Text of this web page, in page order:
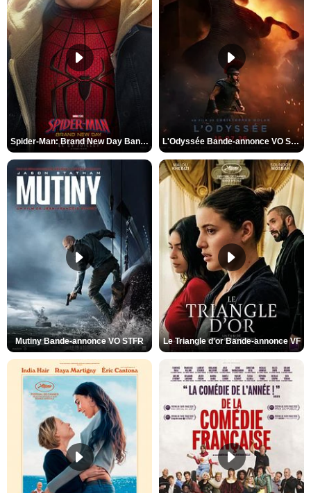
Spider-Man: Brand New Day Bande-annonce VO STFR L'Odyssée Bande-annonce VO STFR
Mutiny Bande-annonce VO STFR Le Triangle d'or Bande-annonce VF